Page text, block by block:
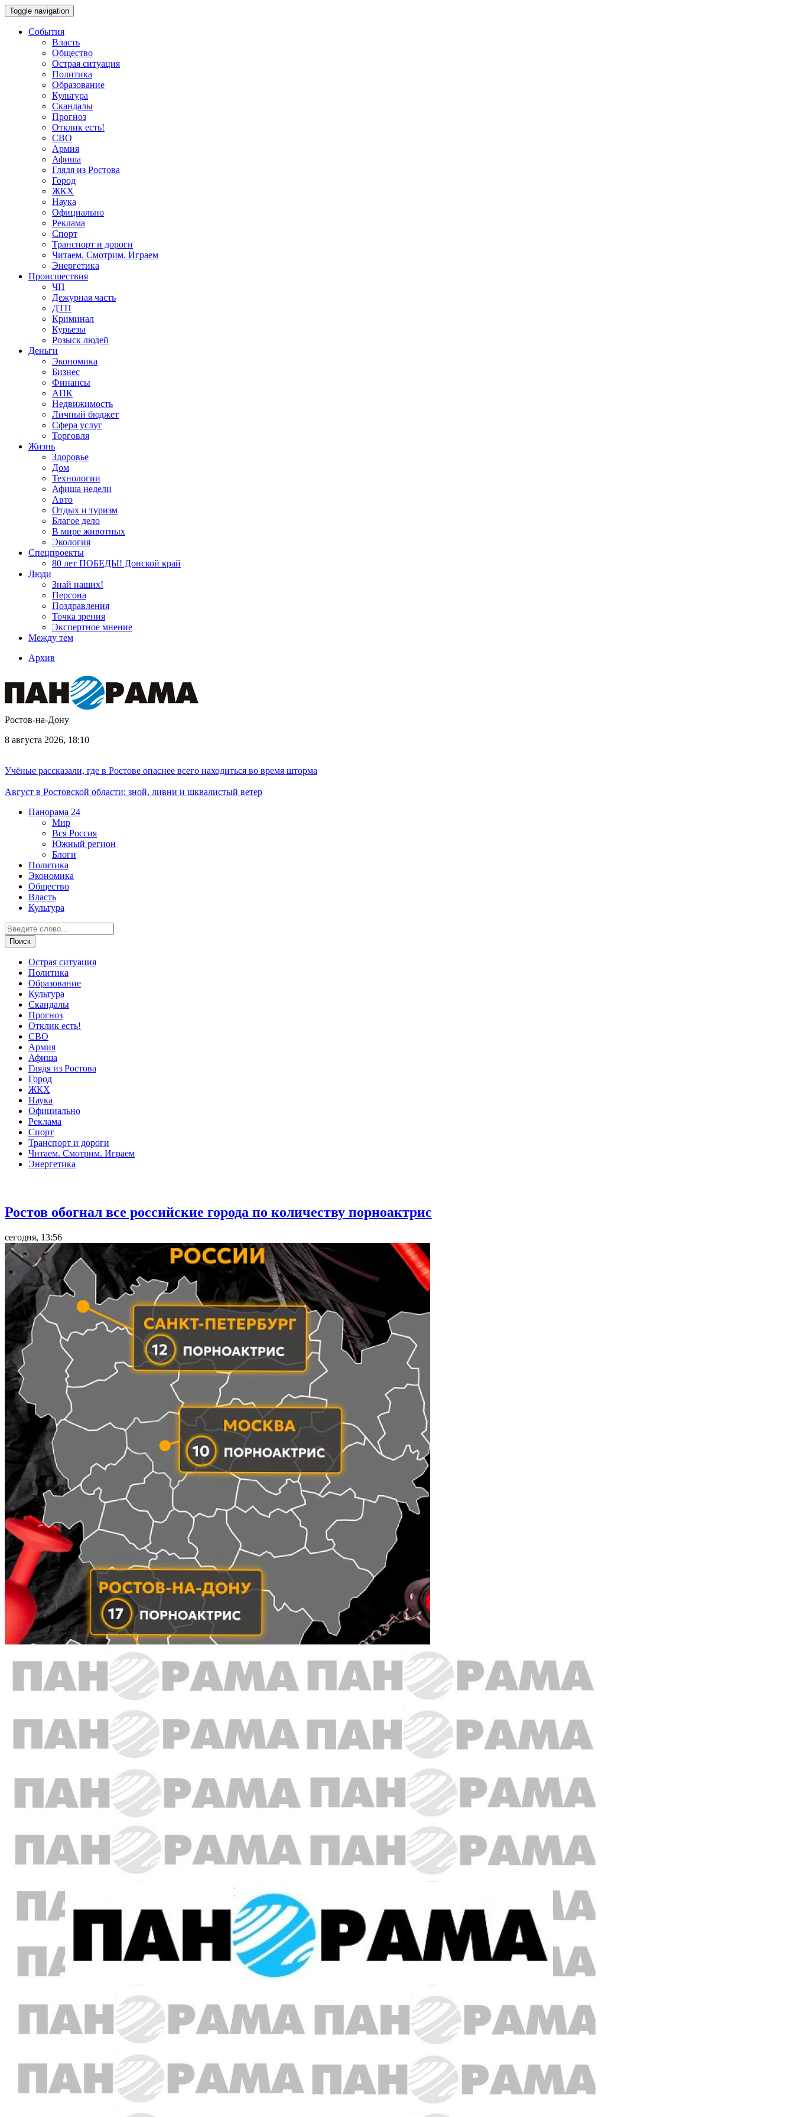
Toggle navigation
События
Власть
Общество
Острая ситуация
Политика
Образование
Культура
Скандалы
Прогноз
Отклик есть!
СВО
Армия
Афиша
Глядя из Ростова
Город
ЖКХ
Наука
Официально
Реклама
Спорт
Транспорт и дороги
Читаем. Смотрим. Играем
Энергетика
Происшествия
ЧП
Дежурная часть
ДТП
Криминал
Курьезы
Розыск людей
Деньги
Экономика
Бизнес
Финансы
АПК
Недвижимость
Личный бюджет
Сфера услуг
Торговля
Жизнь
Здоровье
Дом
Технологии
Афиша недели
Авто
Отдых и туризм
Благое дело
В мире животных
Экология
Спецпроекты
80 лет ПОБЕДЫ! Донской край
Люди
Знай наших!
Персона
Поздравления
Точка зрения
Экспертное мнение
Между тем
Архив
Ростов-на-Дону
8 августа 2026, 18:10
Учёные рассказали, где в Ростове опаснее всего находиться во время шторма
Август в Ростовской области: зной, ливни и шквалистый ветер
Панорама 24
Мир
Вся Россия
Южный регион
Блоги
Политика
Экономика
Общество
Власть
Культура
Острая ситуация
Политика
Образование
Культура
Скандалы
Прогноз
Отклик есть!
СВО
Армия
Афиша
Глядя из Ростова
Город
ЖКХ
Наука
Официально
Реклама
Спорт
Транспорт и дороги
Читаем. Смотрим. Играем
Энергетика
Ростов обогнал все российские города по количеству порноактрис
сегодня, 13:56